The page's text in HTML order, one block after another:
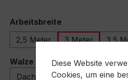
Arbeitsbreiteauswählen
2,5 Meter
3 Meter 3,5
Walzeauswählen
Diese Website
Cookies, um eine